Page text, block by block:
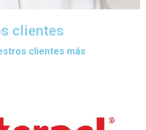
clientes
clientes más